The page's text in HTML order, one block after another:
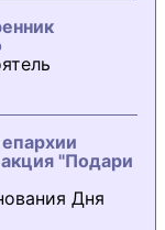
"Подари
Дня